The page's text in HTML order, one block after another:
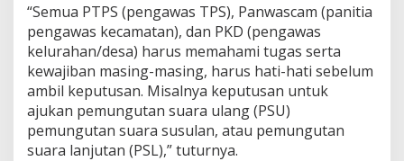
e
m
i
l
u
S
a
a
t
“Semua PTPS (pengawas TPS), Panwascam (panitia
pengawas kecamatan), dan PKD (pengawas
kelurahan/desa) harus memahami tugas serta
kewajiban masing-masing, harus hati-hati sebelum
ambil keputusan. Misalnya keputusan untuk
ajukan pemungutan suara ulang (PSU)
pemungutan suara susulan, atau pemungutan
suara lanjutan (PSL),” tuturnya.